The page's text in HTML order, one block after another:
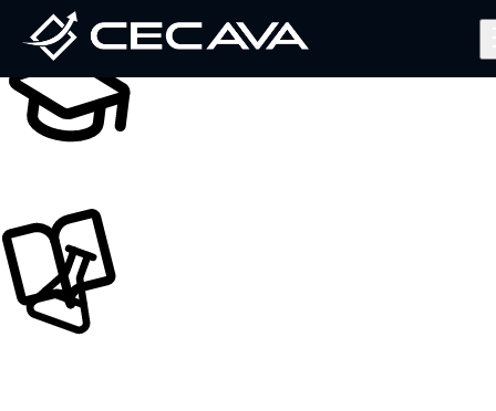
Nosotros
Valida tu CertificadoIngresar al Aula Virtual